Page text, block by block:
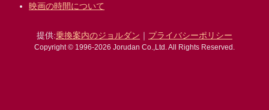
映画の時間について
提供:乗換案内のジョルダン ｜ プライバシーポリシー
Copyright © 1996-2026 Jorudan Co.,Ltd. All Rights Reserved.